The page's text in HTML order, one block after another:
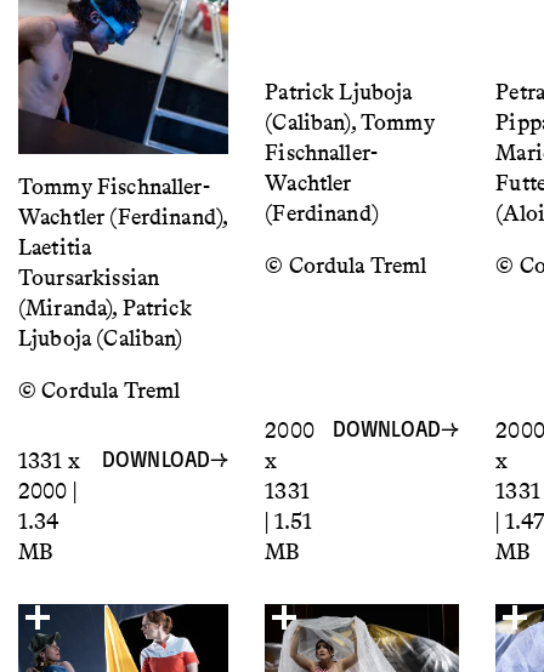
Tommy Fischnaller-
Wachtler (Ferdinand),
Laetitia
Toursarkissian
(Miranda), Patrick
Ljuboja (Caliban)
© Cordula Treml
1331 x
2000 |
1.34
MB
DOWNLOAD
Patrick Ljuboja
(Caliban), Tommy
Fischnaller-
Wachtler
(Ferdinand)
© Cordula Treml
2000
x
1331
| 1.51
MB
DOWNLOAD
©
2000
x
1331
| 1.47
MB